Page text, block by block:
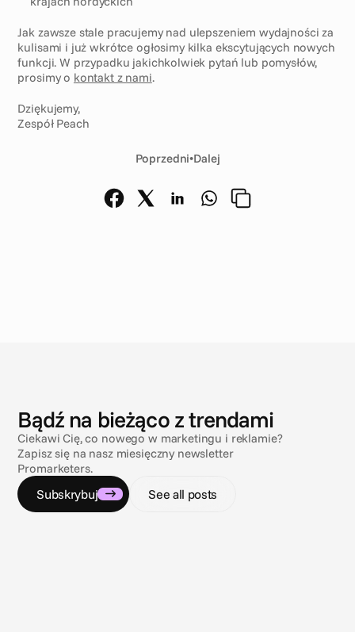
Jak zawsze stale pracujemy nad ulepszeniem wydajności za
kulisami i już wkrótce ogłosimy kilka ekscytujących nowych
funkcji. W przypadku jakichkolwiek pytań lub pomysłów,
prosimy o kontakt z nami.
Dziękujemy,
Zespół Peach
Poprzedni•Dalej
tua c
Bądź na bieżąco z trendami
Ciekawi Cię, co nowego w marketingu i reklamie?
Zapisz się na nasz miesięczny newsletter
Promarketers.
Subskrybuj See all posts